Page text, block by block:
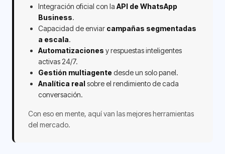
Integración oficial con la API de WhatsApp
Business.
Capacidad de enviar campañas segmentadas
a escala.
Automatizaciones y respuestas inteligentes
activas 24/7.
Gestión multiagentedesde un solo panel.
Analítica realsobre el rendimiento de cada
conversación.
Con eso en mente, aquí van las mejores herramientas
del mercado.